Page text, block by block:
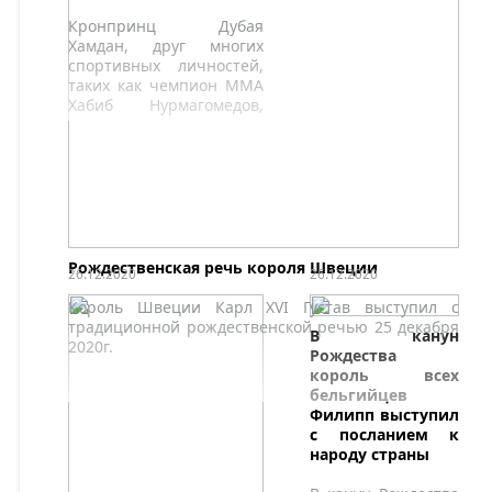
Кронпринц Дубая
Хамдан, друг многих
спортивных личностей,
таких как чемпион ММА
Хабиб Нурмагомедов,
представил еще одного
Рождественская речь короля Швеции
Король Швеции Карл XVI Густав выступил с
традиционной рождественской речью 25 декабря
2020г.
26.12.2020 26.12.2020
В канун
Рождества
король всех
бельгийцев
Филипп выступил
с посланием к
народу страны